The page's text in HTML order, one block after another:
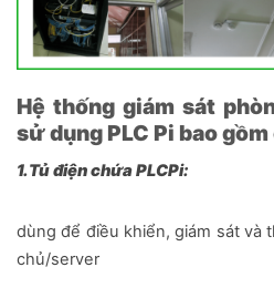
Hệ thống giám sát
sử dụng PLC Pi bao
1.Tủ điện chứa PLCPi:
dùng để điều khiển, giám sát và
chủ/server